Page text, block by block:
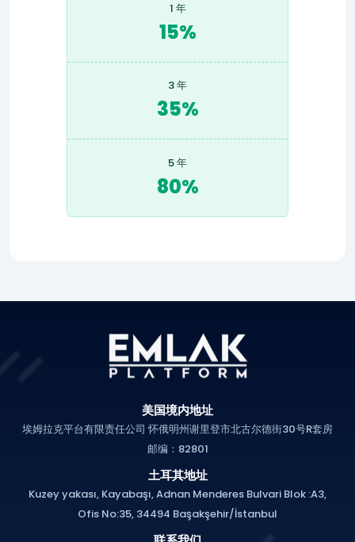
1 年
15%
3 年
35%
5 年
80%
美国境内地址
埃姆拉克平台有限责任公司 怀俄明州谢里登市北古尔德街30号R套房
邮编：82801
土耳其地址
Kuzey yakası, Kayabaşı, Adnan Menderes Bulvari Blok :A3,
Ofis No:35, 34494 Başakşehir/İstanbul